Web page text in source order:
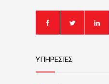
ΥΠΗΡΕΣΙΕΣ